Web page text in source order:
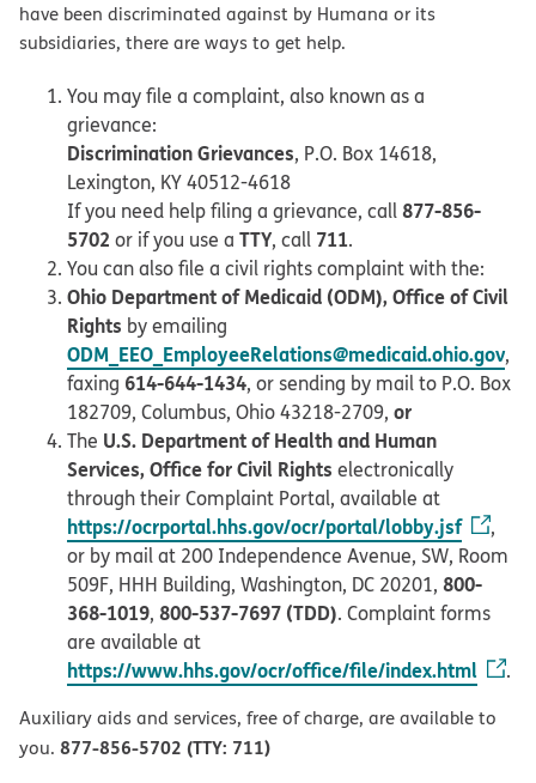
have been discriminated against by Humana or its
subsidiaries, there are ways to get help.
You may file a complaint, also known as a
grievance:
Discrimination Grievances, P.O. Box 14618,
Lexington, KY 40512-4618
If you need help filing a grievance, call877-856-
5702 or if you use a TTY, call 711.
You can also file a civil rights complaint with the:
Ohio Department of Medicaid (ODM), Office of Civil
Rights by emailing
ODM_EEO_EmployeeRelations@medicaid.ohio.gov,
faxing 614-644-1434, or sending by mail to P.O. Box
182709, Columbus, Ohio 43218-2709, or
The U.S. Department of Health and Human
Services, Office for Civil Rights electronically
through their Complaint Portal, available at
https://ocrportal.hhs.gov/ocr/portal/lobby.jsf
,
or by mail at 200 Independence Avenue, SW, Room
509F, HHH Building, Washington, DC 20201, 800-
368-1019, 800-537-7697 (TDD). Complaint forms
are available at
https://www.hhs.gov/ocr/office/file/index.html .
Auxiliary aids and services, free of charge, are available to
you. 877-856-5702 (TTY: 711)